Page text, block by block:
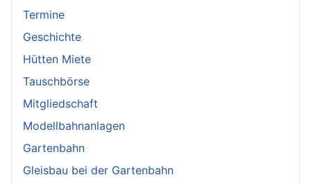
Termine
Geschichte
Hütten Miete
Tauschbörse
Mitgliedschaft
Modellbahnanlagen
Gartenbahn
Gleisbau bei der Gartenbahn